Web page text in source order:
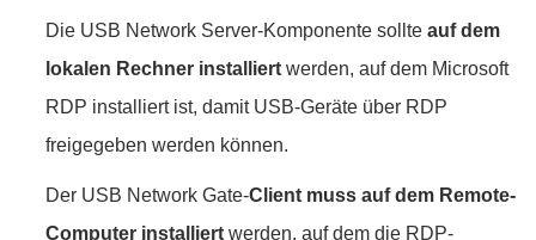
Die USB Network Server-Komponente sollte auf dem
lokalen Rechner installiert werden, auf dem Microsoft
RDP installiert ist, damit USB-Geräte über RDP
freigegeben werden können.
Der USB Network Gate-Client muss auf dem Remote-
Computer installiert werden, auf dem die RDP-